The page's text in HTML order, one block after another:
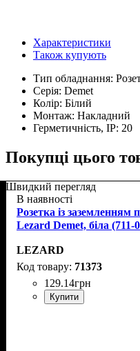
Характеристики
Також купують
Тип обладнання:
Серія: Demet
Колір: Білий
Монтаж: Накладний
Герметичність, IP: 20
Покупці цього
Швидкий перегляд
В наявності
Розетка із заземленням
Lezard Demet, біла (711-
LEZARD
71373
129.14грн
Купити